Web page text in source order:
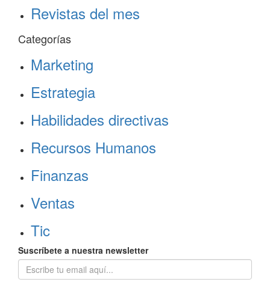
Revistas del mes
Categorías
Marketing
Estrategia
Habilidades directivas
Recursos Humanos
Finanzas
Ventas
Tic
Suscríbete a nuestra newsletter